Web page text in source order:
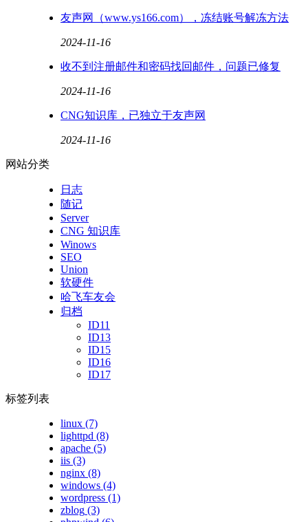
友声网（www.ys166.com），冻结账号解冻方法
2024-11-16
收不到注册邮件和密码找回邮件，问题已修复
2024-11-16
CNG知识库，已独立于友声网
2024-11-16
网站分类
日志
随记
Server
CNG 知识库
Winows
SEO
Union
软硬件
哈飞车友会
归档
ID11
ID13
ID15
ID16
ID17
标签列表
linux (7)
lighttpd (8)
apache (5)
iis (3)
nginx (8)
windows (4)
wordpress (1)
zblog (3)